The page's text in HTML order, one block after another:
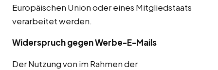
Europäischen Union oder eines Mitgliedstaats
verarbeitet werden.
Widerspruch gegen Werbe-E-Mails
Der Nutzung von im Rahmen der